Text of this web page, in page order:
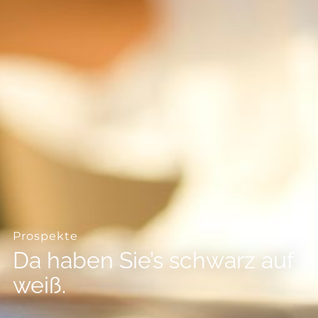
--
Prospekte
Da haben Sie’s schwarz auf
weiß.